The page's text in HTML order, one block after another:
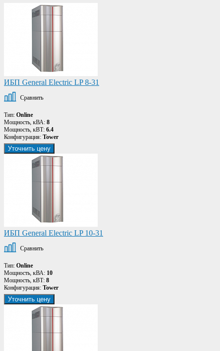
ИБП General Electric LP 8-31
Сравнить
Тип: Online
Мощность, кВА: 8
Мощность, кВТ: 6.4
Конфигурация: Tower
Уточнить цену
ИБП General Electric LP 10-31
Сравнить
Тип: Online
Мощность, кВА: 10
Мощность, кВТ: 8
Конфигурация: Tower
Уточнить цену